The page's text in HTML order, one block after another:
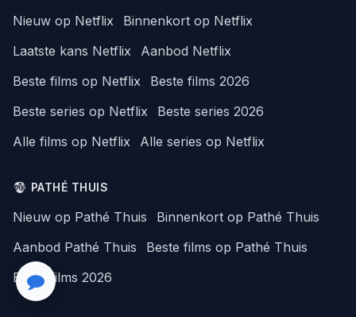
Nieuw op Netflix
Binnenkort op Netflix
Laatste kans Netflix
Aanbod Netflix
Beste films op Netflix
Beste films 2026
Beste series op Netflix
Beste series 2026
Alle films op Netflix
Alle series op Netflix
PATHÉ THUIS
Nieuw op Pathé Thuis
Binnenkort op Pathé Thuis
Aanbod Pathé Thuis
Beste films op Pathé Thuis
Beste films 2026